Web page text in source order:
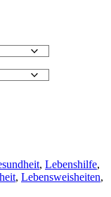
, Lebenshilfe,
, Lebensweisheiten,